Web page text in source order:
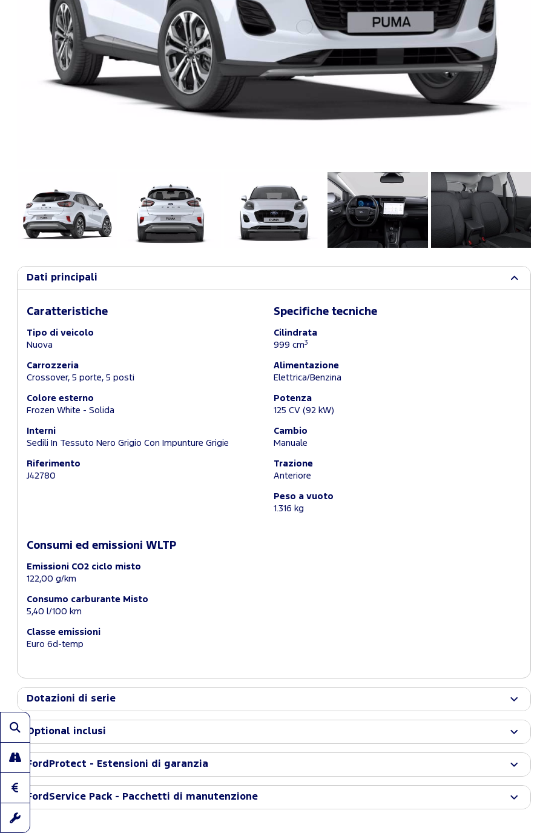
Dati principali
Caratteristiche
Tipo di veicolo
Nuova
Carrozzeria
Crossover, 5 porte, 5 posti
Colore esterno
Frozen White - Solida
Interni
Sedili In Tessuto Nero Grigio Con Impunture Grigie
Riferimento
J42780
Specifiche tecniche
Cilindrata
999 cm3
Alimentazione
Elettrica/Benzina
Potenza
125 CV (92 kW)
Cambio
Manuale
Trazione
Anteriore
Peso a vuoto
1.316 kg
Consumi ed emissioni WLTP
Emissioni CO2 ciclo misto
122,00 g/km
Consumo carburante Misto
5,40 l/100 km
Classe emissioni
Euro 6d-temp
Dotazioni di serie
Optional inclusi
FordProtect - Estensioni di garanzia
FordService Pack - Pacchetti di manutenzione